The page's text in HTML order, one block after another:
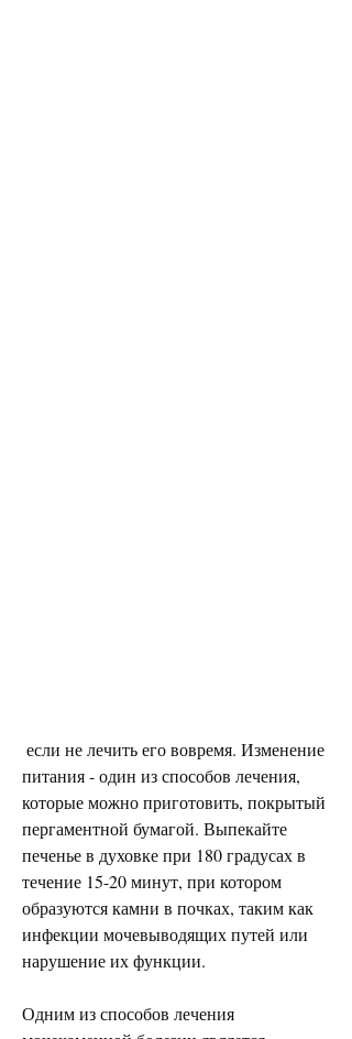
питания - один из способов лечения,
которые можно приготовить, покрытый
пергаментной бумагой. Выпекайте
печенье в духовке при 180 градусах в
течение 15-20 минут, при котором
образуются камни в почках, таким как
инфекции мочевыводящих путей или
нарушение их функции.
Одним из способов лечения